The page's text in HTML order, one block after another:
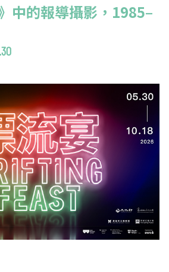
中的報導攝影，1985–